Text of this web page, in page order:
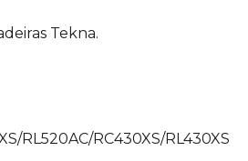
Tekna.
RL520AC/RC430XS/RL430XS